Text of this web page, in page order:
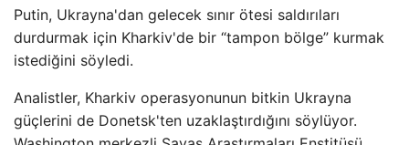
Putin, Ukrayna'dan gelecek sınır ötesi saldırıları
durdurmak için Kharkiv'de bir “tampon bölge” kurmak
istediğini söyledi.
Analistler, Kharkiv operasyonunun bitkin Ukrayna
güçlerini de Donetsk'ten uzaklaştırdığını söylüyor.